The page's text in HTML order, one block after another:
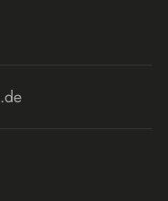
.de